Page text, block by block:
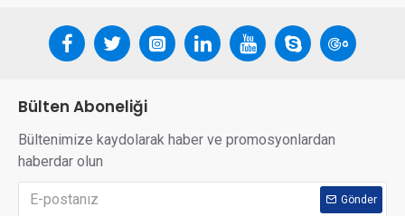
Bülten Aboneliği
Bültenimize kaydolarak haber ve promosyonlardan
haberdar olun
Gönder